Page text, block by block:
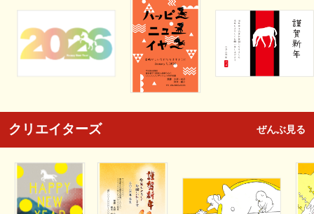
クリエイターズ ぜんぶ見る